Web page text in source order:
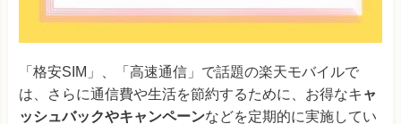
「格安SIM」、「高速通信」で話題の楽天モバイルで
は、さらに通信費や生活を節約するために、お得なキ ャ
ッシュバックやキャンペーンなどを定期的に実施してい